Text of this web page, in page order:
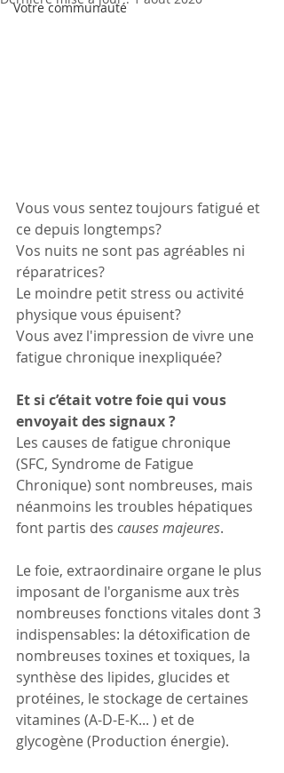
Votre communauté
Vous vous sentez toujours fatigué et
ce depuis longtemps?
Vos nuits ne sont pas agréables ni
réparatrices?
Le moindre petit stress ou activité
physique vous épuisent?
Vous avez l'impression de vivre une
fatigue chronique inexpliquée?
Et si c’était votre foie qui vous
envoyait des signaux ?
Les causes de fatigue chronique
(SFC, Syndrome de Fatigue
Chronique) sont nombreuses, mais
néanmoins les troubles hépatiques
font partis des causes majeures.
Le foie, extraordinaire organe le plus
imposant de l'organisme aux très
nombreuses fonctions vitales dont 3
indispensables: la détoxification de
nombreuses toxines et toxiques, la
synthèse des lipides, glucides et
protéines, le stockage de certaines
vitamines (A-D-E-K... ) et de
glycogène (Production énergie).